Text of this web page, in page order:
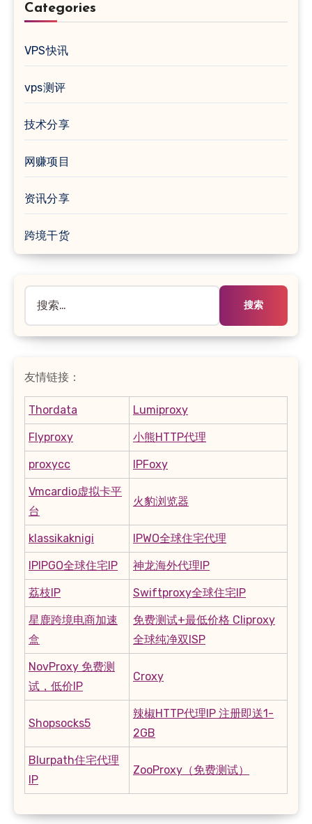
Categories
VPS快讯
vps测评
技术分享
网赚项目
资讯分享
跨境干货
索：
友情链接：
Thordata Lumiproxy
Flyproxy 小熊HTTP代理
proxycc IPFoxy
Vmcardio虚拟卡平
台
火豹浏览器
klassikaknigi IPWO全球住宅代理
IPIPGO全球住宅IP 神龙海外代理IP
荔枝IP Swiftproxy全球住宅IP
星鹿跨境电商加速
盒
免费测试+最低价格 Cliproxy
全球纯净双ISP
NovProxy 免费测
试，低价IP
Croxy
Shopsocks5
辣椒HTTP代理IP 注册即送1-
2GB
Blurpath住宅代理
IP
ZooProxy（免费测试）